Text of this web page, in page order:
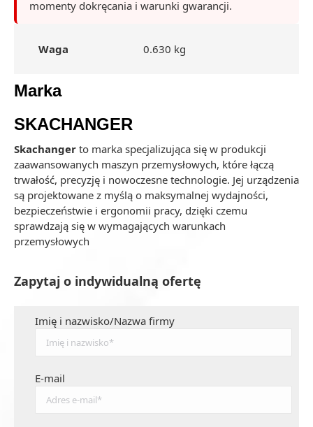
momenty dokręcania i warunki gwarancji.
Waga 0.630 kg
Marka
SKACHANGER
Skachanger to marka specjalizująca się w produkcji
zaawansowanych maszyn przemysłowych, które łączą
trwałość, precyzję i nowoczesne technologie. Jej urządzenia
są projektowane z myślą o maksymalnej wydajności,
bezpieczeństwie i ergonomii pracy, dzięki czemu
sprawdzają się w wymagających warunkach
przemysłowych
Zapytaj o indywidualną ofertę
Imię i nazwisko/Nazwa firmy
E-mail